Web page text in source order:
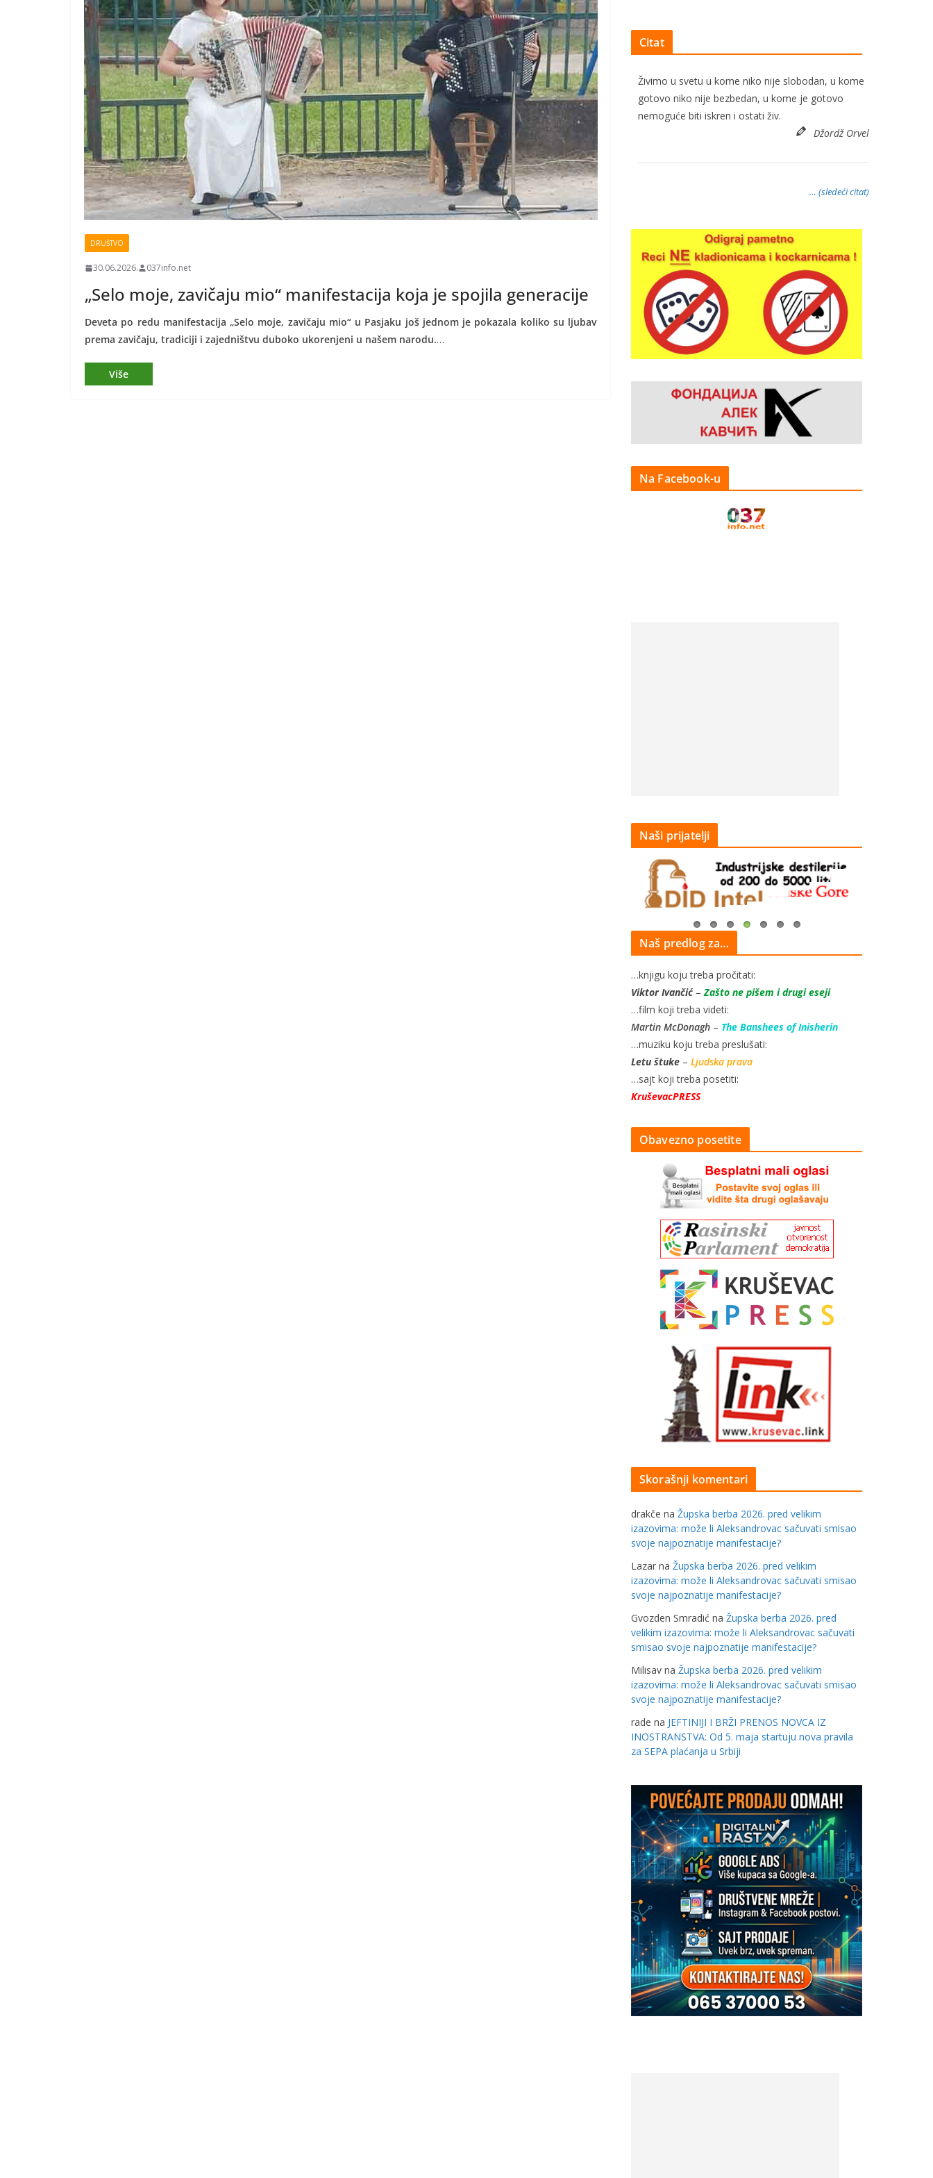
DRUŠTVO
30.06.2026. 037info.net
„Selo moje, zavičaju mio“ manifestacija koja je spojila generacije
Deveta po redu manifestacija „Selo moje, zavičaju mio“ u Pasjaku još jednom je pokazala koliko su ljubav
prema zavičaju, tradiciji i zajedništvu duboko ukorenjeni u našem narodu.…
Citat
Živimo u svetu u kome niko nije slobodan, u kome
gotovo niko nije bezbedan, u kome je gotovo
nemoguće biti iskren i ostati živ.
Džordž Orvel
… (sledeći citat)
Na Facebook-u
Naši prijatelji
Naš predlog za…
…knjigu koju treba pročitati:
Viktor Ivančić– Zašto ne pišem i drugi eseji
…film koji treba videti:
Martin McDonagh – The Banshees of Inisherin
…muziku koju treba preslušati:
Letu štuke – Ljudska prava
…sajt koji treba posetiti:
KruševacPRESS
Obavezno posetite
Skorašnji komentari
drakče na Župska berba 2026. pred velikim
izazovima: može li Aleksandrovac sačuvati smisao
svoje najpoznatije manifestacije?
Lazar na Župska berba 2026. pred velikim
izazovima: može li Aleksandrovac sačuvati smisao
svoje najpoznatije manifestacije?
Gvozden Smradić na Župska berba 2026. pred
velikim izazovima: može li Aleksandrovac sačuvati
smisao svoje najpoznatije manifestacije?
Milisav na Župska berba 2026. pred velikim
izazovima: može li Aleksandrovac sačuvati smisao
svoje najpoznatije manifestacije?
rade na JEFTINIJI I BRŽI PRENOS NOVCA IZ
INOSTRANSTVA: Od 5. maja startuju nova pravila
za SEPA plaćanja u Srbiji